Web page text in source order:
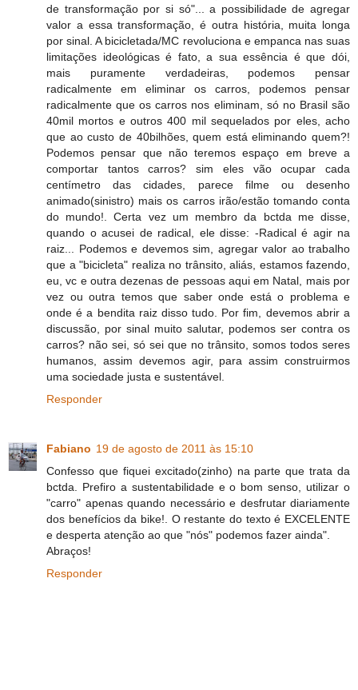
de transformação por si só"... a possibilidade de agregar
valor a essa transformação, é outra história, muita longa
por sinal. A bicicletada/MC revoluciona e empanca nas suas
limitações ideológicas é fato, a sua essência é que dói,
mais puramente verdadeiras, podemos pensar
radicalmente em eliminar os carros, podemos pensar
radicalmente que os carros nos eliminam, só no Brasil são
40mil mortos e outros 400 mil sequelados por eles, acho
que ao custo de 40bilhões, quem está eliminando quem?!
Podemos pensar que não teremos espaço em breve a
comportar tantos carros? sim eles vão ocupar cada
centímetro das cidades, parece filme ou desenho
animado(sinistro) mais os carros irão/estão tomando conta
do mundo!. Certa vez um membro da bctda me disse,
quando o acusei de radical, ele disse: -Radical é agir na
raiz... Podemos e devemos sim, agregar valor ao trabalho
que a "bicicleta" realiza no trânsito, aliás, estamos fazendo,
eu, vc e outra dezenas de pessoas aqui em Natal, mais por
vez ou outra temos que saber onde está o problema e
onde é a bendita raiz disso tudo. Por fim, devemos abrir a
discussão, por sinal muito salutar, podemos ser contra os
carros? não sei, só sei que no trânsito, somos todos seres
humanos, assim devemos agir, para assim construirmos
uma sociedade justa e sustentável.
Responder
Fabiano 19 de agosto de 2011 às 15:10
Confesso que fiquei excitado(zinho) na parte que trata da
bctda. Prefiro a sustentabilidade e o bom senso, utilizar o
"carro" apenas quando necessário e desfrutar diariamente
dos benefícios da bike!. O restante do texto é EXCELENTE
e desperta atenção ao que "nós" podemos fazer ainda".
Abraços!
Responder